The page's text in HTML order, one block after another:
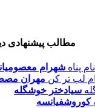
مطالب پیشنهادی
شهرام معصومیان
مهران
سیادختر خوشگله
کوروشفیانسه